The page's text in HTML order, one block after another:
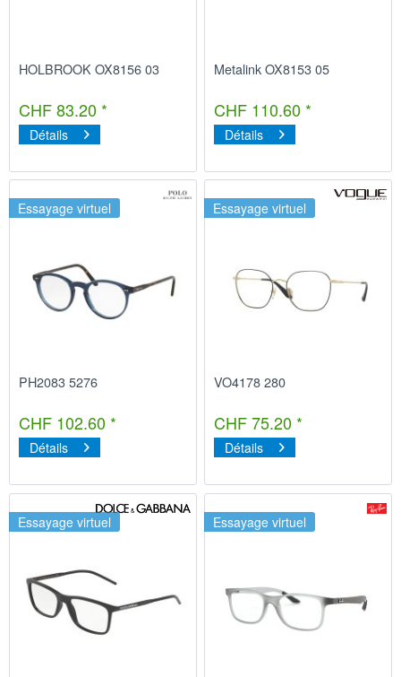
HOLBROOK OX8156 03
CHF 83.20 *
Détails
Metalink OX8153 05
CHF 110.60 *
Détails
Essayage virtuel
PH2083 5276
CHF 102.60 *
Détails
Essayage virtuel
VO4178 280
CHF 75.20 *
Détails
Essayage virtuel Essayage virtuel